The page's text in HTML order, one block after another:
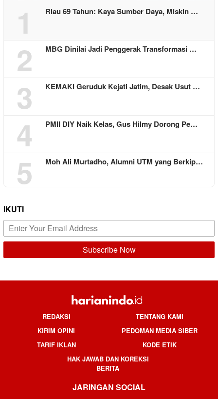
1 Riau 69 Tahun: Kaya Sumber Daya, Miskin …
2 MBG Dinilai Jadi Penggerak Transformasi …
3 KEMAKI Geruduk Kejati Jatim, Desak Usut …
4 PMII DIY Naik Kelas, Gus Hilmy Dorong Pe…
5 Moh Ali Murtadho, Alumni UTM yang Berkip…
IKUTI
REDAKSI
TENTANG KAMI
KIRIM OPINI
PEDOMAN MEDIA SIBER
TARIF IKLAN
KODE ETIK
HAK JAWAB DAN KOREKSI
BERITA
JARINGAN SOCIAL